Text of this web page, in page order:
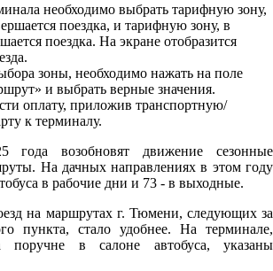
необходимо выбрать тарифную зону,
поездка, и тарифную зону, в
поездка. На экране отобразится
зоны, необходимо нажать на поле
и выбрать верные значения.
оплату, приложив транспортную/
к терминалу.
возобновят движение сезонные
На дачных направлениях в этом году
в рабочие дни и 73 - в выходные.
на маршрутах г. Тюмени, следующих за
пункта, стало удобнее. На терминале,
поручне в салоне автобуса, указаны